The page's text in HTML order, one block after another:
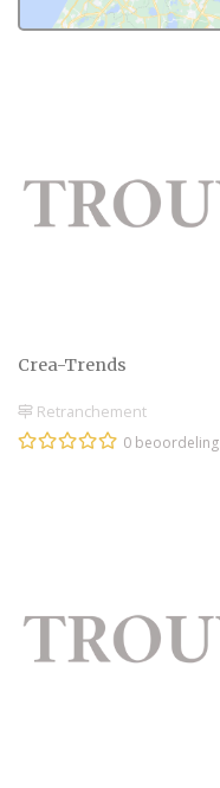
Crea-Trends
Retranchement
0 beoordeling